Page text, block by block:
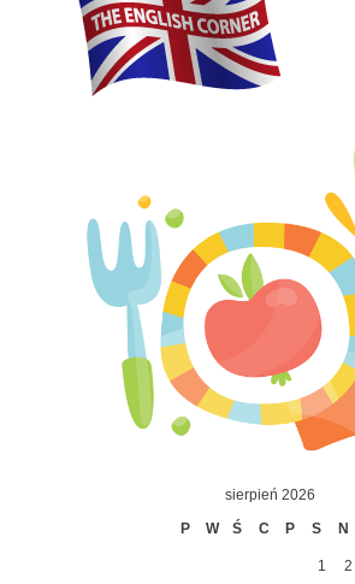
sierpień 2026
P
W Ś C P S N
1 2